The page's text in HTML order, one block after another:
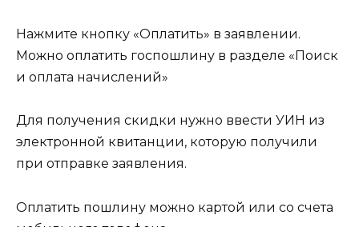
Нажмите кнопку «Оплатить» в заявлении.
Можно оплатить госпошлину в разделе «Поиск
и оплата начислений»
Для получения скидки нужно ввести УИН из
электронной квитанции, которую получили
при отправке заявления.
Оплатить пошлину можно картой или со счета